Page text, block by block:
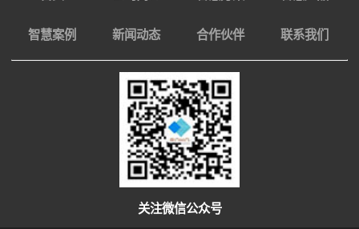
智慧案例 新闻动态 合作伙伴 联系我们
关注微信公众号